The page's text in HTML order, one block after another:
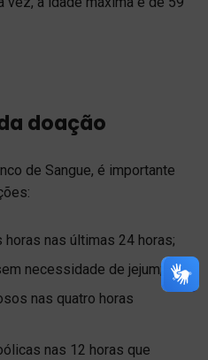
doação
de Sangue, é importante
nas últimas 24 horas;
necessidade de jejum;
nas quatro horas
nas 12 horas que